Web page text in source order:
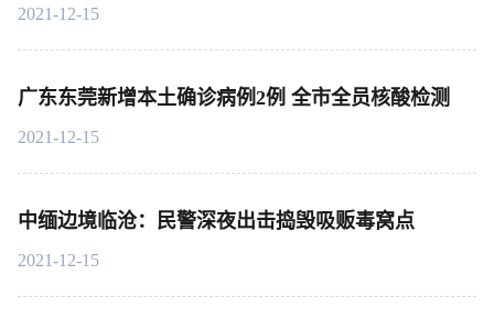
2021-12-15
广东东莞新增本土确诊病例2例 全市全员核酸检测
2021-12-15
中缅边境临沧：民警深夜出击捣毁吸贩毒窝点
2021-12-15